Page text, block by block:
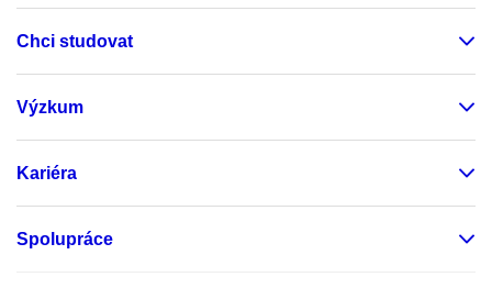
Chci studovat
Výzkum
Kariéra
Spolupráce